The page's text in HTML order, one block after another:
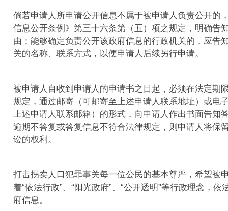
倘若申请人所申请公开信息不属于被申请人负责公开的
信息公开条例》第三十六条第（五）项之规定，明确告
由；能够确定负责公开该政府信息的行政机关的，应告
关的名称、联系方式，以便申请人后续另行申请。
被申请人自收到申请人的申请书之日起，必须在法定期
规定，通过邮寄（可邮寄至上述申请人联系地址）或电
上述申请人联系邮箱）的形式，向申请人作出书面告知
逾期不答复或答复信息不符合法律规定，则申请人将保
讼的权利。
打击拐卖人口犯罪事关每一位公民的基本尊严，希望被
着“依法行政”、“阳光政府”、“公开透明”等行政理念，依
府信息。